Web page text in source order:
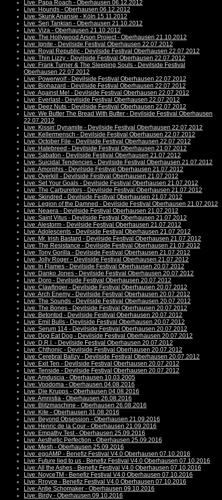
Live: Papa Roach - Oberhausen 06.12.2012
Live: Hounds - Oberhausen 06.12.2012
Live: Skunk Anansie - Köln 15.11.2012
Live: Serj Tankian - Oberhausen 21.10.2012
Live: Viza - Oberhausen 21.10.2012
Live: The Hollywood Arson Project - Oberhausen 21.10.2012
Live: Ignite - Devilside Festival Oberhausen 22.07.2012
Live: Royal Republic - Devilside Festival Oberhausen 22.07.2012
Live: Thin Lizzy - Devilside Festival Oberhausen 22.07.2012
Live: Frank Turner & The Sleeping Souls - Devilside Festival
Oberhausen 22.07.2012
Live: Powerwolf - Devilside Festival Oberhausen 22.07.2012
Live: Biohazard - Devilside Festival Oberhausen 22.07.2012
Live: Against Me! - Devilside Festival Oberhausen 22.07.2012
Live: Everlast - Devilside Festival Oberhausen 22.07.2012
Live: Deez Nuts - Devilside Festival Oberhausen 22.07.2012
Live: We Butter The Bread With Butter - Devilside Festival Oberhausen
22.07.2012
Live: Kissin' Dynamite - Devilside Festival Oberhausen 22.07.2012
Live: Kellermensch - Devilside Festival Oberhausen 22.07.2012
Live: October File - Devilside Festival Oberhausen 22.07.2012
Live: Hatebreed - Devilside Festival Oberhausen 21.07.2012
Live: Sabaton - Devilside Festival Oberhausen 21.07.2012
Live: Suicidal Tendencies - Devilside Festival Oberhausen 21.07.2012
Live: Amorphis - Devilside Festival Oberhausen 21.07.2012
Live: Overkill - Devilside Festival Oberhausen 21.07.2012
Live: Set Your Goals - Devilside Festival Oberhausen 21.07.2012
Live: The Carburetors - Devilside Festival Oberhausen 21.07.2012
Live: Skindred - Devilside Festival Oberhausen 21.07.2012
Live: Legion of the Damned - Devilside Festival Oberhausen 21.07.2012
Live: Neaera - Devilside Festival Oberhausen 21.07.2012
Live: Saint Vitus - Devilside Festival Oberhausen 21.07.2012
Live: Alestorm - Devilside Festival Oberhausen 21.07.2012
Live: Adolescents - Devilside Festival Oberhausen 21.07.2012
Live: Mr. Irish Bastard - Devilside Festival Oberhausen 21.07.2012
Live: The Resistance - Devilside Festival Oberhausen 21.07.2012
Live: Tony Gorilla - Devilside Festival Oberhausen 21.07.2012
Live: Jolly Roger - Devilside Festival Oberhausen 21.07.2012
Live: In Flames - Devilside Festival Oberhausen 20.07.2012
Live: Danko Jones - Devilside Festival Oberhausen 20.07.2012
Live: Doro - Devilside Festival Oberhausen 20.07.2012
Live: Clawfinger - Devilside Festival Oberhausen 20.07.2012
Live: Arch Enemy - Devilside Festival Oberhausen 20.07.2012
Live: The Sounds - Devilside Festival Oberhausen 20.07.2012
Live: The Bones - Devilside Festival Oberhausen 20.07.2012
Live: Betontod - Devilside Festival Oberhausen 20.07.2012
Live: Emil Bulls - Devilside Festival Oberhausen 20.07.2012
Live: Serum 114 - Devilside Festival Oberhausen 20.07.2012
Live: Dog Eat Dog - Devilside Festival Oberhausen 20.07.2012
Live: D.R.I. - Devilside Festival Oberhausen 20.07.2012
Live: Chthonic - Devilside Festival Oberhausen 20.07.2012
Live: Cerebral Ballzy - Devilside Festival Oberhausen 20.07.2012
Live: Exit Ten - Devilside Festival Oberhausen 20.07.2012
Live: Tenside - Devilside Festival Oberhausen 20.07.2012
Live: Amduscia - Oberhausen 10.03.2005
Live: Voodoma - Oberhausen 04.08.2016
Live: Die Krupps - Oberhausen 04.08.2016
Live: Amnistia - Oberhausen 26.08.2016
Live: Blitzmaschine - Oberhausen 26.08.2016
Live: Kite - Oberhausen 31.08.2016
Live: Beyond Obsession - Oberhausen 21.09.2016
Live: Henric de la Cour - Oberhausen 21.09.2016
Live: Empathy Test - Oberhausen 25.09.2016
Live: Aesthetic Perfection - Oberhausen 25.09.2016
Live: Mesh - Oberhausen 25.09.2016
Live: egoAMP - Benefiz Festival V4.0 Oberhausen 07.10.2016
Live: Future lied to us - Benefiz Festival V4.0 Oberhausen 07.10.2016
Live: All the Ashes - Benefiz Festival V4.0 Oberhausen 07.10.2016
Live: NoyceTM - Benefiz Festival V4.0 Oberhausen 07.10.2016
Live: Rroyce - Benefiz Festival V4.0 Oberhausen 07.10.2016
Live: Antje Schomaker - Oberhausen 09.10.2016
Live: Birdy - Oberhausen 09.10.2016